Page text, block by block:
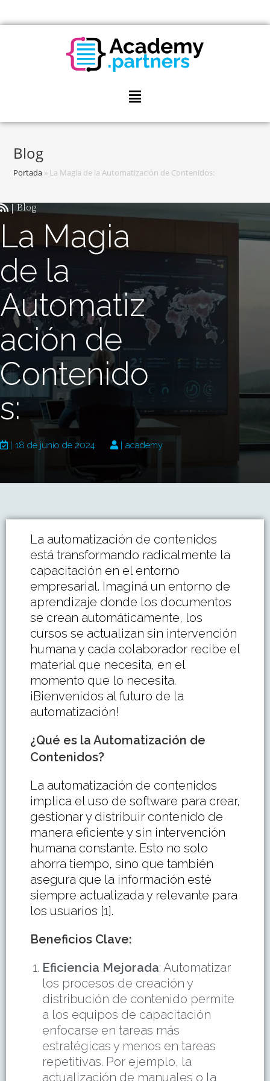
Blog
Portada » La Magia de la Automatización de Contenidos:
| Blog
La Magia
de la
Automatiz
ación de
Contenido
s:
| 18 de junio de 2024 | academy
La automatización de contenidos
está transformando radicalmente la
capacitación en el entorno
empresarial. Imaginá un entorno de
aprendizaje donde los documentos
se crean automáticamente, los
cursos se actualizan sin intervención
humana y cada colaborador recibe el
material que necesita, en el
momento que lo necesita.
¡Bienvenidos al futuro de la
automatización!
¿Qué es la Automatización de
Contenidos?
La automatización de contenidos
implica el uso de software para crear,
gestionar y distribuir contenido de
manera eficiente y sin intervención
humana constante. Esto no solo
ahorra tiempo, sino que también
asegura que la información esté
siempre actualizada y relevante para
los usuarios [1].
Beneficios Clave:
Eficiencia Mejorada: Automatizar
los procesos de creación y
distribución de contenido permite
a los equipos de capacitación
enfocarse en tareas más
estratégicas y menos en tareas
repetitivas. Por ejemplo, la
actualización de manuales o la